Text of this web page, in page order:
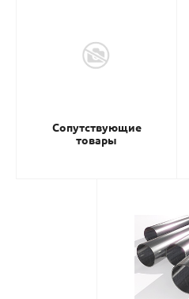
Сопутствующие
товары